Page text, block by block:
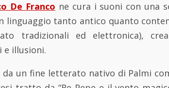
De Franco ne cura i suoni con una
tanto antico quanto
tradizionali ed elettronica),
e illusioni.
da un fine letterato nativo di Palmi